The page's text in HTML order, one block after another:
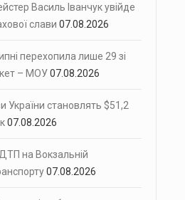
Василь Іванчук увійде
слави 07.08.2026
перехопила лише 29 зі
– МОУ07.08.2026
України становлять $51,2
07.08.2026
на Вокзальній
07.08.2026